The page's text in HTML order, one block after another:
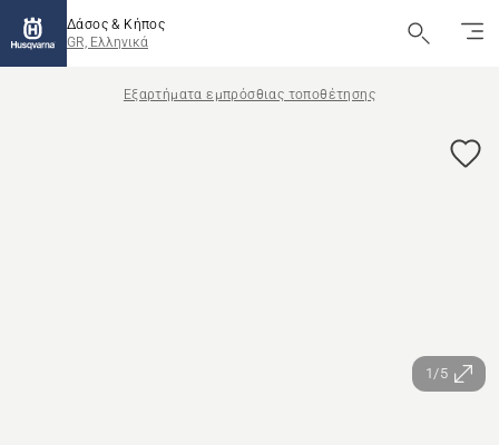
Δάσος & Κήπος
GR, Ελληνικά
Εξαρτήματα εμπρόσθιας τοποθέτησης
1/5